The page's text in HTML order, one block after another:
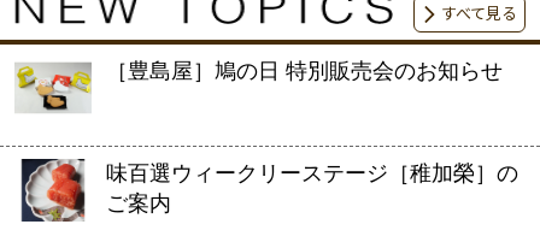
すべて見る
［豊島屋］鳩の日 特別販売会のお知らせ
味百選ウィークリーステージ［稚加榮］の
ご案内